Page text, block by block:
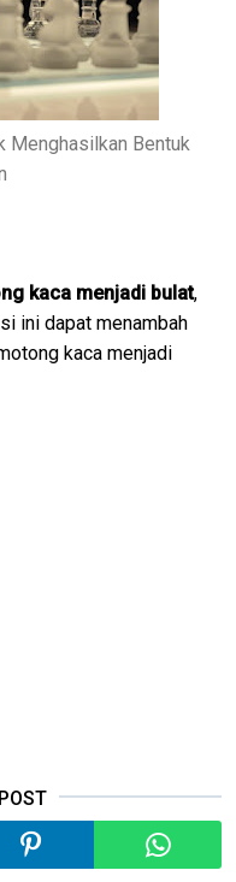
Menghasilkan Bentuk
kaca menjadi bulat,
ini dapat menambah
kaca menjadi